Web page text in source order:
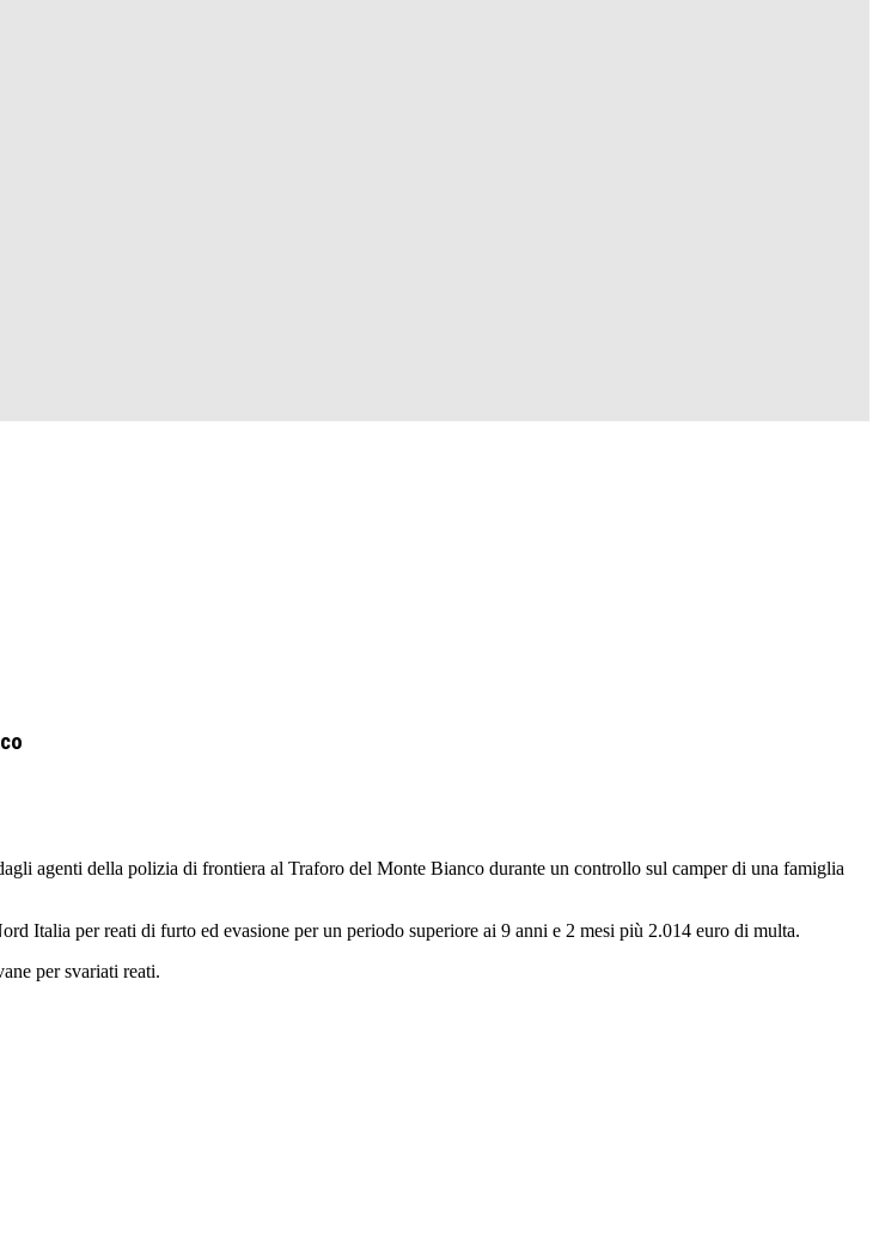
agenti della polizia di frontiera al Traforo del Monte Bianco durante un controllo sul camper di una famiglia
Italia per reati di furto ed evasione per un periodo superiore ai 9 anni e 2 mesi più 2.014 euro di multa.
per svariati reati.